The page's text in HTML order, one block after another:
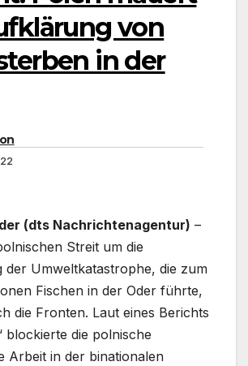
von
in der
(dts Nachrichtenagentur) –
Streit um die
der Umweltkatastrophe, die zum
Fischen in der Oder führte,
die Fronten. Laut eines Berichts
blockierte die polnische
Arbeit in der binationalen